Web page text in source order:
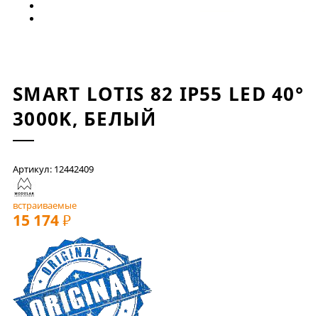
SMART LOTIS 82 IP55 LED 40°
3000K, БЕЛЫЙ
Артикул: 12442409
встраиваемые
15 174 РУБ